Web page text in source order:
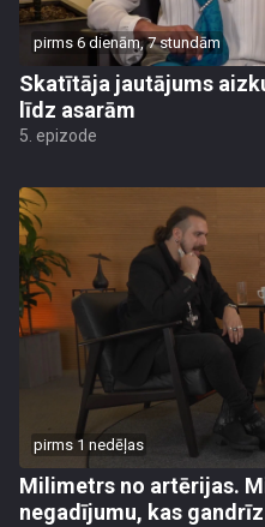
pirms 6 dienām, 7 stundām
Skatītāja jautājums
līdz asarām
5. epizode
pirms 1 nedēļas
Milimetrs no artērijas.
negadījumu, kas